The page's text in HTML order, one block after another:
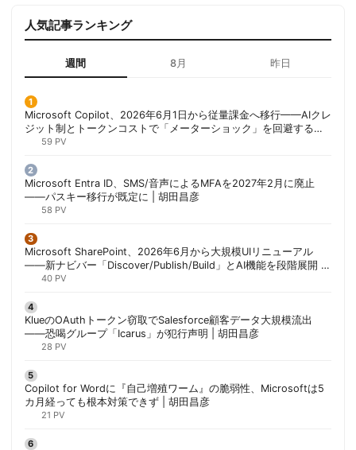
人気記事ランキング
週間 8月 昨日
Microsoft Copilot、2026年6月1日から従量課金へ移行——AIクレ
ジット制とトークンコストで「メーターショック」を回避する方
法 | 胡田昌彦
59 PV
Microsoft Entra ID、SMS/音声によるMFAを2027年2月に廃止
——パスキー移行が既定に | 胡田昌彦
58 PV
Microsoft SharePoint、2026年6月から大規模UIリニューアル
——新ナビバー「Discover/Publish/Build」とAI機能を段階展開 |
胡田昌彦
40 PV
KlueのOAuthトークン窃取でSalesforce顧客データ大規模流出
——恐喝グループ「Icarus」が犯行声明 | 胡田昌彦
28 PV
Copilot for Wordに『自己増殖ワーム』の脆弱性、Microsoftは5
カ月経っても根本対策できず | 胡田昌彦
21 PV